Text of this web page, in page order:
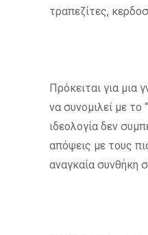
τραπεζίτες,
Πρόκειται για μια
να συνομιλεί με
ιδεολογία δεν
απόψεις με τους
αναγκαία συνθήκη